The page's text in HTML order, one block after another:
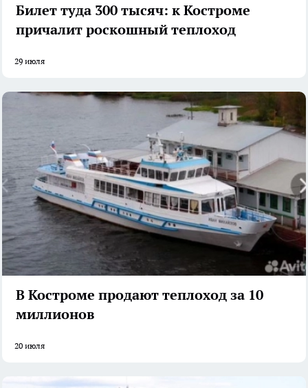
Билет туда 300 тысяч: к Костроме
причалит роскошный теплоход
29 июля
В Костроме продают теплоход за 10
миллионов
20 июля